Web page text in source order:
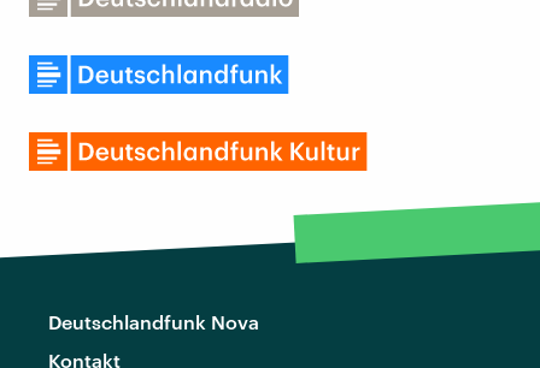
Deutschlandfunk Nova
Kontakt